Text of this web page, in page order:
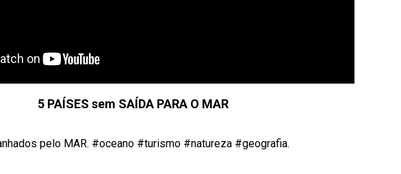
5 PAÍSES sem SAÍDA PARA O MAR
pelo MAR. #oceano #turismo #natureza #geografia.